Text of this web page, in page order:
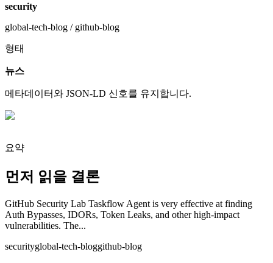
security
global-tech-blog / github-blog
형태
뉴스
메타데이터와 JSON-LD 신호를 유지합니다.
요약
먼저 읽을 결론
GitHub Security Lab Taskflow Agent is very effective at finding
Auth Bypasses, IDORs, Token Leaks, and other high-impact
vulnerabilities. The...
securityglobal-tech-bloggithub-blog